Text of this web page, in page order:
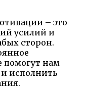
– это
усилий и
сторон.
помогут нам
и исполнить